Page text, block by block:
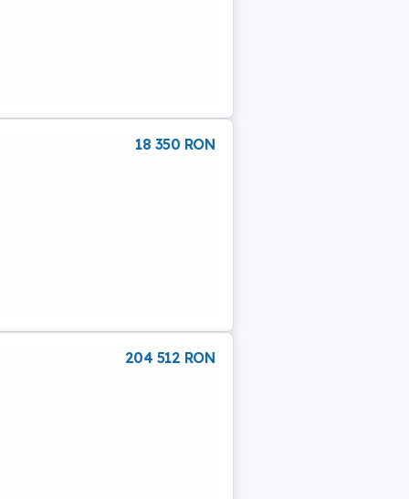
18 350 RON
204 512 RON